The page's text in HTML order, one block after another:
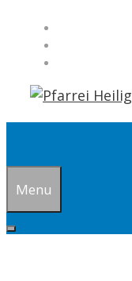
Inhalt
Menu